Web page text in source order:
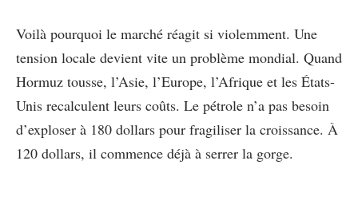
Voilà pourquoi le marché réagit si violemment. Une
tension locale devient vite un problème mondial. Quand
Hormuz tousse, l’Asie, l’Europe, l’Afrique et les États-
Unis recalculent leurs coûts. Le pétrole n’a pas besoin
d’exploser à 180 dollars pour fragiliser la croissance. À
120 dollars, il commence déjà à serrer la gorge.